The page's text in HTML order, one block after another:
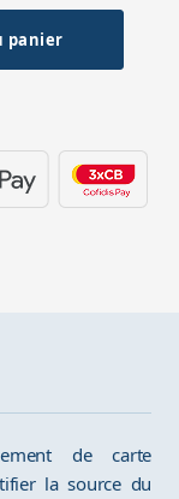
panier
de carte
la source du